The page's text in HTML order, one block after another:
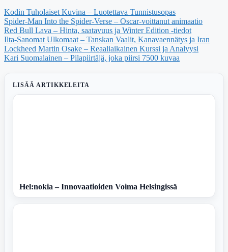
Kodin Tuholaiset Kuvina – Luotettava Tunnistusopas
Spider-Man Into the Spider-Verse – Oscar-voittanut animaatio
Red Bull Lava – Hinta, saatavuus ja Winter Edition -tiedot
Ilta-Sanomat Ulkomaat – Tanskan Vaalit, Kanavaennätys ja Iran
Lockheed Martin Osake – Reaaliaikainen Kurssi ja Analyysi
Kari Suomalainen – Pilapiirtäjä, joka piirsi 7500 kuvaa
LISÄÄ ARTIKKELEITA
Hel:nokia – Innovaatioiden Voima Helsingissä